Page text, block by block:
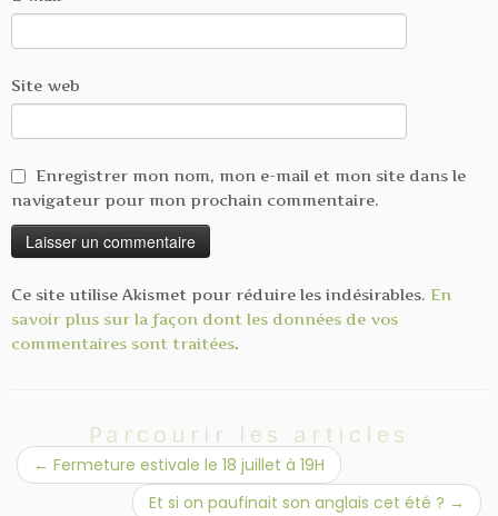
Site web
Enregistrer mon nom, mon e-mail et mon site dans le
navigateur pour mon prochain commentaire.
Ce site utilise Akismet pour réduire les indésirables. En
savoir plus sur la façon dont les données de vos
commentaires sont traitées.
Parcourir les articles
← Fermeture estivale le 18 juillet à 19H
Et si on paufinait son anglais cet été ? →